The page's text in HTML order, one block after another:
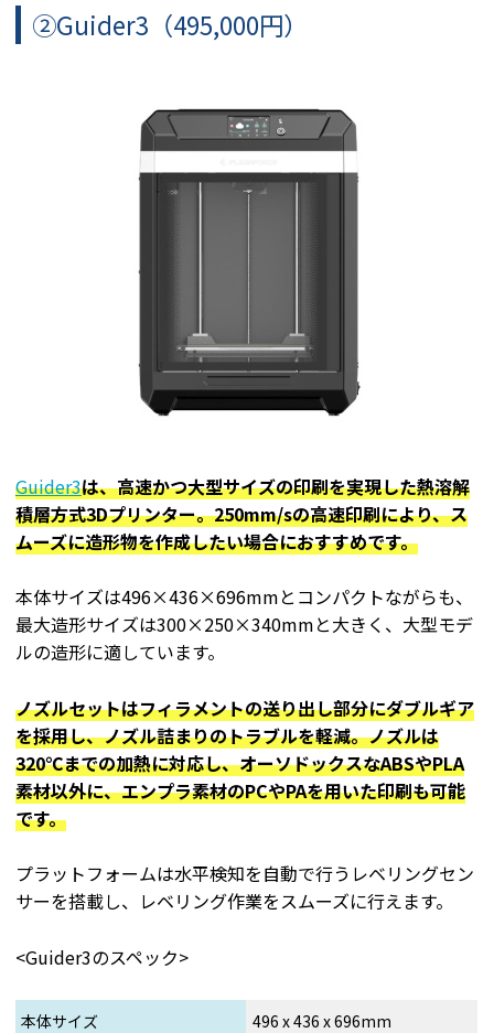
②Guider3（495,000円）
Guider3は、高速かつ大型サイズの印刷を実現した熱溶解
積層方式3Dプリンター。250mm/sの高速印刷により、ス
ムーズに造形物を作成したい場合におすすめです。
本体サイズは496×436×696mmとコンパクトながらも、
最大造形サイズは300×250×340mmと大きく、大型モデ
ルの造形に適しています。
ノズルセットはフィラメントの送り出し部分にダブルギア
を採用し、ノズル詰まりのトラブルを軽減。ノズルは
320℃までの加熱に対応し、オーソドックスなABSやPLA
素材以外に、エンプラ素材のPCやPAを用いた印刷も可能
です。
プラットフォームは水平検知を自動で行うレベリングセン
サーを搭載し、レベリング作業をスムーズに行えます。
<Guider3のスペック>
本体サイズ 496 x 436 x 696mm